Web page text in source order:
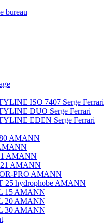
bureau
ISO 7407 Serge Ferrari
DUO Serge Ferrari
EDEN Serge Ferrari
AMANN
AMANN
AMANN
PRO AMANN
25 hydrophobe AMANN
15 AMANN
20 AMANN
30 AMANN